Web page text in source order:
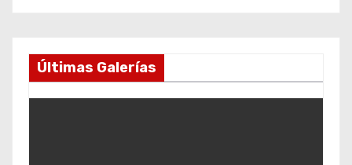
Últimas Galerías